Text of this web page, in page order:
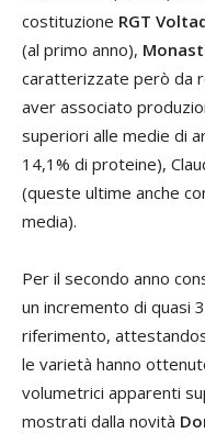
costituzione RGT
(al primo anno),
caratterizzate però da
aver associato
superiori alle medie di
14,1% di proteine),
(queste ultime anche
media).
Per il secondo anno
un incremento di quasi
riferimento,
le varietà hanno
volumetrici apparenti
mostrati dalla novità